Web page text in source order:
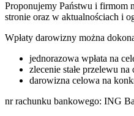
Proponujemy Państwu i firmom
stronie oraz w aktualnościach i
Wpłaty darowizny można
jednorazowa wpłata na
zlecenie stałe przelewu
darowizna celowa na
nr rachunku bankowego: ING